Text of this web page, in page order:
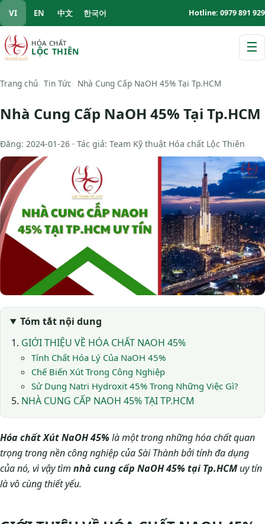
VI EN 中文 한국어 Hotline: 0979 891 929
HÓA CHẤT
LỘC THIÊN ☰
Trang chủ Tin Tức Nhà Cung Cấp NaOH 45% Tại Tp.HCM
Nhà Cung Cấp NaOH 45% Tại Tp.HCM
Đăng: 2024-01-26 · Tác giả: Team Kỹ thuật Hóa chất Lộc Thiên
Tóm tắt nội dung
GIỚI THIỆU VỀ HÓA CHẤT NAOH 45%
Tính Chất Hóa Lý Của NaOH 45%
Chế Biến Xút Trong Công Nghiệp
Sử Dụng Natri Hydroxit 45% Trong Những Việc Gì?
NHÀ CUNG CẤP NAOH 45% TẠI TP.HCM
Hóa chất Xút NaOH 45% là một trong những hóa chất quan
trọng trong nền công nghiệp của Sài Thành bởi tính đa dụng
của nó, vì vậy tìm nhà cung cấp NaOH 45% tại Tp.HCM uy tín
là vô cùng thiết yếu.